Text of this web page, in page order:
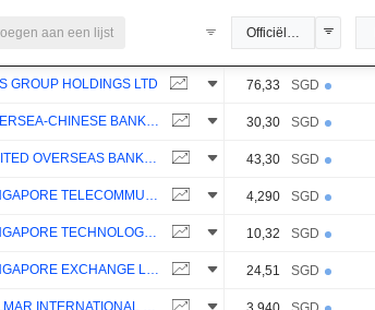
aan een lijst Officiële koers
GROUP HOLDINGS LTD 76,33 SGD
OVERSEA-CHINESE BANKING CORPORATION LIMITED 30,30 SGD
UNITED OVERSEAS BANK LIMITED 43,30 SGD
SINGAPORE TELECOMMUNICATIONS LIMITED 4,290 SGD
SINGAPORE TECHNOLOGIES ENGINEERING LTD 10,32 SGD
SINGAPORE EXCHANGE LIMITED 24,51 SGD
WILMAR INTERNATIONAL LIMITED